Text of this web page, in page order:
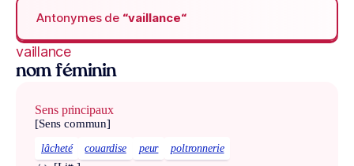
Antonymes de “vaillance“
vaillance
nom féminin
Sens principaux
[Sens commun]
lâcheté couardise peur poltronnerie